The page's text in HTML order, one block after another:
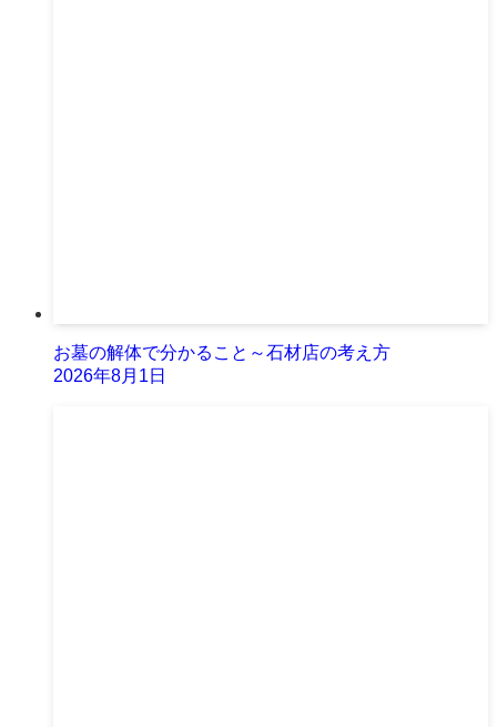
お墓の解体で分かること～石材店の考え方
2026年8月1日